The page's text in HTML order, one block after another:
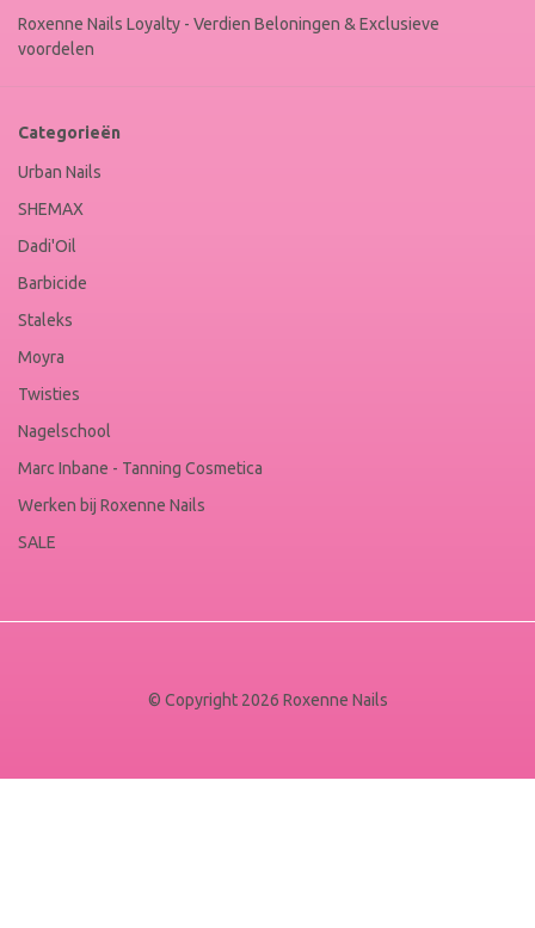
Roxenne Nails Loyalty - Verdien Beloningen & Exclusieve
voordelen
Categorieën
Urban Nails
SHEMAX
Dadi'Oil
Barbicide
Staleks
Moyra
Twisties
Nagelschool
Marc Inbane - Tanning Cosmetica
Werken bij Roxenne Nails
SALE
© Copyright 2026 Roxenne Nails